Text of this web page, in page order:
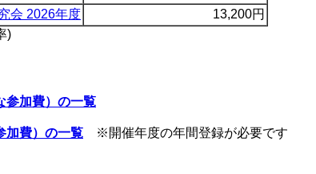
会 2026年度
13,200円
)
参加費）の一覧
加費）の一覧 ※開催年度の年間登録が必要です